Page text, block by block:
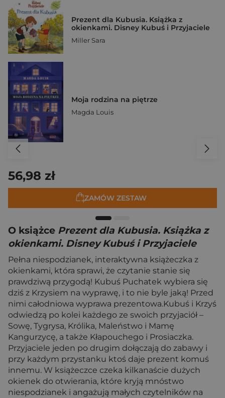
Prezent dla Kubusia. Książka z
okienkami. Disney Kubuś i Przyjaciele
Miller Sara
Moja rodzina na piętrze
Magda Louis
56,98 zł
ZAMÓW ZESTAW
O książce Prezent dla Kubusia. Książka z
okienkami. Disney Kubuś i Przyjaciele
Pełna niespodzianek, interaktywna książeczka z
okienkami, która sprawi, że czytanie stanie się
prawdziwą przygodą! Kubuś Puchatek wybiera się
dziś z Krzysiem na wyprawę, i to nie byle jaką! Przed
nimi całodniowa wyprawa prezentowa.Kubuś i Krzyś
odwiedzą po kolei każdego ze swoich przyjaciół –
Sowę, Tygrysa, Królika, Maleństwo i Mamę
Kangurzycę, a także Kłapouchego i Prosiaczka.
Przyjaciele jeden po drugim dołączają do zabawy i
przy każdym przystanku ktoś daje prezent komuś
innemu. W książeczce czeka kilkanaście dużych
okienek do otwierania, które kryją mnóstwo
niespodzianek i angażują małych czytelników na